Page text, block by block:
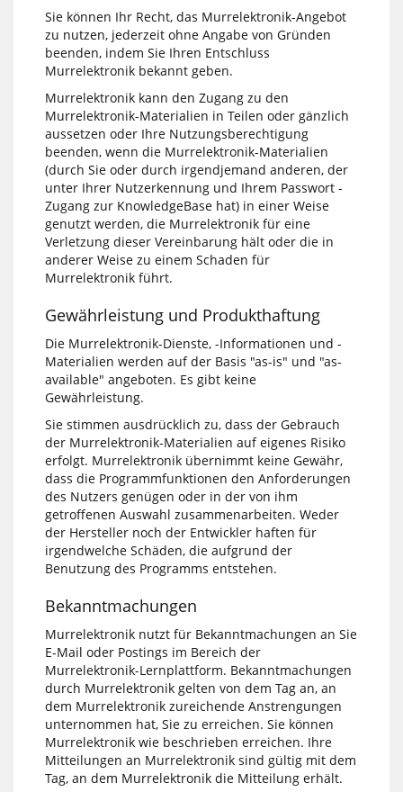
Sie können Ihr Recht, das Murrelektronik-Angebot
zu nutzen, jederzeit ohne Angabe von Gründen
beenden, indem Sie Ihren Entschluss
Murrelektronik bekannt geben.
Murrelektronik kann den Zugang zu den
Murrelektronik-Materialien in Teilen oder gänzlich
aussetzen oder Ihre Nutzungsberechtigung
beenden, wenn die Murrelektronik-Materialien
(durch Sie oder durch irgendjemand anderen, der
unter Ihrer Nutzerkennung und Ihrem Passwort -
Zugang zur KnowledgeBase hat) in einer Weise
genutzt werden, die Murrelektronik für eine
Verletzung dieser Vereinbarung hält oder die in
anderer Weise zu einem Schaden für
Murrelektronik führt.
Gewährleistung und Produkthaftung
Die Murrelektronik-Dienste, -Informationen und -
Materialien werden auf der Basis "as-is" und "as-
available" angeboten. Es gibt keine
Gewährleistung.
Sie stimmen ausdrücklich zu, dass der Gebrauch
der Murrelektronik-Materialien auf eigenes Risiko
erfolgt. Murrelektronik übernimmt keine Gewähr,
dass die Programmfunktionen den Anforderungen
des Nutzers genügen oder in der von ihm
getroffenen Auswahl zusammenarbeiten. Weder
der Hersteller noch der Entwickler haften für
irgendwelche Schäden, die aufgrund der
Benutzung des Programms entstehen.
Bekanntmachungen
Murrelektronik nutzt für Bekanntmachungen an Sie
E-Mail oder Postings im Bereich der
Murrelektronik-Lernplattform. Bekanntmachungen
durch Murrelektronik gelten von dem Tag an, an
dem Murrelektronik zureichende Anstrengungen
unternommen hat, Sie zu erreichen. Sie können
Murrelektronik wie beschrieben erreichen. Ihre
Mitteilungen an Murrelektronik sind gültig mit dem
Tag, an dem Murrelektronik die Mitteilung erhält.